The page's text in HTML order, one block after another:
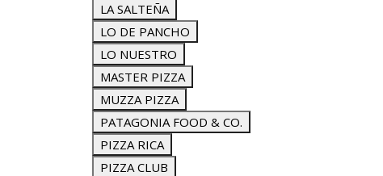
LA SALTEÑA
LO DE PANCHO
LO NUESTRO
MASTER PIZZA
MUZZA PIZZA
PATAGONIA FOOD & CO.
PIZZA RICA
PIZZA CLUB